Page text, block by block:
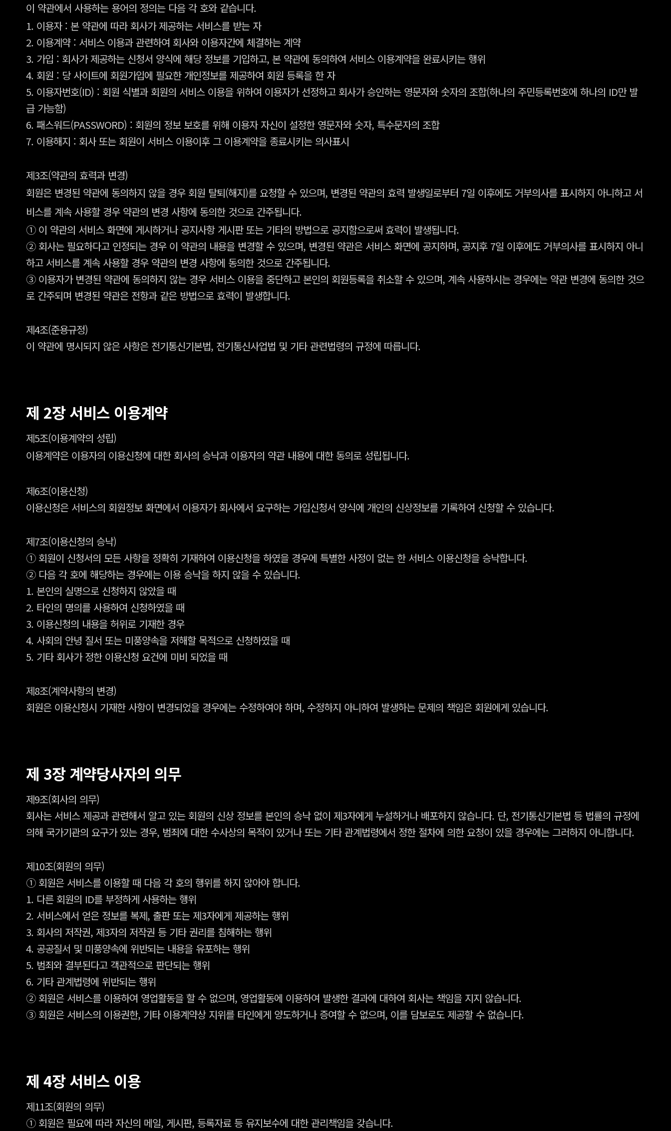
이 약관에서 사용하는 용어의 정의는 다음 각 호와 같습니다.
1. 이용자 : 본 약관에 따라 회사가 제공하는 서비스를 받는 자
2. 이용계약 : 서비스 이용과 관련하여 회사와 이용자간에 체결하는 계약
3. 가입 : 회사가 제공하는 신청서 양식에 해당 정보를 기입하고, 본 약관에 동의하여 서비스 이용계약을 완료시키는 행위
4. 회원 : 당 사이트에 회원가입에 필요한 개인정보를 제공하여 회원 등록을 한 자
5. 이용자번호(ID) : 회원 식별과 회원의 서비스 이용을 위하여 이용자가 선정하고 회사가 승인하는 영문자와 숫자의 조합(하나의 주민등록번호에 하나의 ID만 발
급 가능함)
6. 패스워드(PASSWORD) : 회원의 정보 보호를 위해 이용자 자신이 설정한 영문자와 숫자, 특수문자의 조합
7. 이용해지 : 회사 또는 회원이 서비스 이용이후 그 이용계약을 종료시키는 의사표시
제3조(약관의 효력과 변경)
회원은 변경된 약관에 동의하지 않을 경우 회원 탈퇴(해지)를 요청할 수 있으며, 변경된 약관의 효력 발생일로부터 7일 이후에도 거부의사를 표시하지 아니하고 서
비스를 계속 사용할 경우 약관의 변경 사항에 동의한 것으로 간주됩니다.
① 이 약관의 서비스 화면에 게시하거나 공지사항 게시판 또는 기타의 방법으로 공지함으로써 효력이 발생됩니다.
② 회사는 필요하다고 인정되는 경우 이 약관의 내용을 변경할 수 있으며, 변경된 약관은 서비스 화면에 공지하며, 공지후 7일 이후에도 거부의사를 표시하지 아니
하고 서비스를 계속 사용할 경우 약관의 변경 사항에 동의한 것으로 간주됩니다.
③ 이용자가 변경된 약관에 동의하지 않는 경우 서비스 이용을 중단하고 본인의 회원등록을 취소할 수 있으며, 계속 사용하시는 경우에는 약관 변경에 동의한 것으
로 간주되며 변경된 약관은 전항과 같은 방법으로 효력이 발생합니다.
제4조(준용규정)
이 약관에 명시되지 않은 사항은 전기통신기본법, 전기통신사업법 및 기타 관련법령의 규정에 따릅니다.
제 2장 서비스 이용계약
제5조(이용계약의 성립)
이용계약은 이용자의 이용신청에 대한 회사의 승낙과 이용자의 약관 내용에 대한 동의로 성립됩니다.
제6조(이용신청)
이용신청은 서비스의 회원정보 화면에서 이용자가 회사에서 요구하는 가입신청서 양식에 개인의 신상정보를 기록하여 신청할 수 있습니다.
제7조(이용신청의 승낙)
① 회원이 신청서의 모든 사항을 정확히 기재하여 이용신청을 하였을 경우에 특별한 사정이 없는 한 서비스 이용신청을 승낙합니다.
② 다음 각 호에 해당하는 경우에는 이용 승낙을 하지 않을 수 있습니다.
1. 본인의 실명으로 신청하지 않았을 때
2. 타인의 명의를 사용하여 신청하였을 때
3. 이용신청의 내용을 허위로 기재한 경우
4. 사회의 안녕 질서 또는 미풍양속을 저해할 목적으로 신청하였을 때
5. 기타 회사가 정한 이용신청 요건에 미비 되었을 때
제8조(계약사항의 변경)
회원은 이용신청시 기재한 사항이 변경되었을 경우에는 수정하여야 하며, 수정하지 아니하여 발생하는 문제의 책임은 회원에게 있습니다.
제 3장 계약당사자의 의무
제9조(회사의 의무)
회사는 서비스 제공과 관련해서 알고 있는 회원의 신상 정보를 본인의 승낙 없이 제3자에게 누설하거나 배포하지 않습니다. 단, 전기통신기본법 등 법률의 규정에
의해 국가기관의 요구가 있는 경우, 범죄에 대한 수사상의 목적이 있거나 또는 기타 관계법령에서 정한 절차에 의한 요청이 있을 경우에는 그러하지 아니합니다.
제10조(회원의 의무)
① 회원은 서비스를 이용할 때 다음 각 호의 행위를 하지 않아야 합니다.
1. 다른 회원의 ID를 부정하게 사용하는 행위
2. 서비스에서 얻은 정보를 복제, 출판 또는 제3자에게 제공하는 행위
3. 회사의 저작권, 제3자의 저작권 등 기타 권리를 침해하는 행위
4. 공공질서 및 미풍양속에 위반되는 내용을 유포하는 행위
5. 범죄와 결부된다고 객관적으로 판단되는 행위
6. 기타 관계법령에 위반되는 행위
② 회원은 서비스를 이용하여 영업활동을 할 수 없으며, 영업활동에 이용하여 발생한 결과에 대하여 회사는 책임을 지지 않습니다.
③ 회원은 서비스의 이용권한, 기타 이용계약상 지위를 타인에게 양도하거나 증여할 수 없으며, 이를 담보로도 제공할 수 없습니다.
제 4장 서비스 이용
제11조(회원의 의무)
① 회원은 필요에 따라 자신의 메일, 게시판, 등록자료 등 유지보수에 대한 관리책임을 갖습니다.